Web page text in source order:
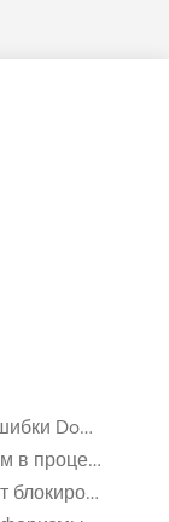
- «Windows»
- «Интернет»
- «Интернет»